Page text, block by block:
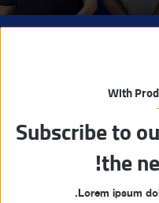
With
Subscribe to
the
Lorem ipsum